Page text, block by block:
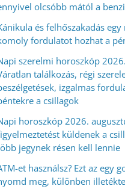
olcsóbb mától a
és felhőszakadás
fordulatot hozhat a
szerelmi horoszkóp
találkozás, régi
izgalmas
a csillagok
horoszkóp 2026.
küldenek a
jegynek résen kell lennie
et használsz? Ezt az egy
meg, különben